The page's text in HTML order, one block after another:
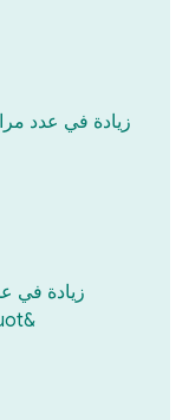
زيادة في
&quot;بحث Google&quot;